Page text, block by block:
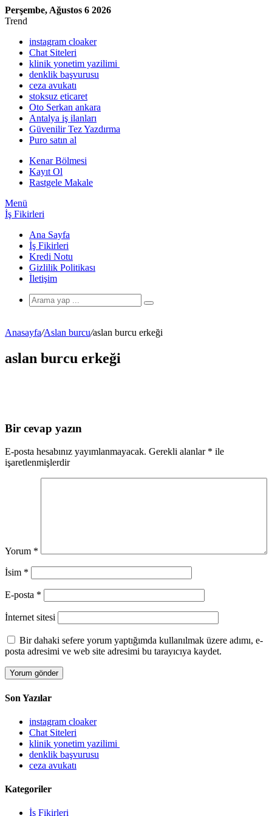
Perşembe, Ağustos 6 2026
Trend
instagram cloaker
Chat Siteleri
klinik yonetim yazilimi
denklik başvurusu
ceza avukatı
stoksuz eticaret
Oto Serkan ankara
Antalya iş ilanları
Güvenilir Tez Yazdırma
Puro satın al
Kenar Bölmesi
Kayıt Ol
Rastgele Makale
Menü
İş Fikirleri
Ana Sayfa
İş Fikirleri
Kredi Notu
Gizlilik Politikası
İletişim
Anasayfa/Aslan burcu/aslan burcu erkeği
aslan burcu erkeği
Bir cevap yazın
E-posta hesabınız yayımlanmayacak. Gerekli alanlar * ile
işaretlenmişlerdir
Yorum *
İsim *
E-posta *
İnternet sitesi
Bir dahaki sefere yorum yaptığımda kullanılmak üzere adımı, e-
posta adresimi ve web site adresimi bu tarayıcıya kaydet.
Son Yazılar
instagram cloaker
Chat Siteleri
klinik yonetim yazilimi
denklik başvurusu
ceza avukatı
Kategoriler
İş Fikirleri